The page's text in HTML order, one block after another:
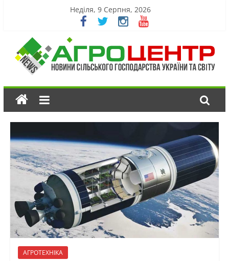
Неділя, 9 Серпня, 2026
АГРОТЕХНІКА